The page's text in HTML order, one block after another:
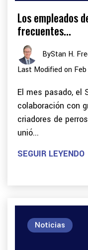
Los empleados
frecuentes...
ByStan H.
Last Modified on Feb
El mes pasado, el
colaboración con
criadores de
unió...
SEGUIR LEYENDO
Noticias